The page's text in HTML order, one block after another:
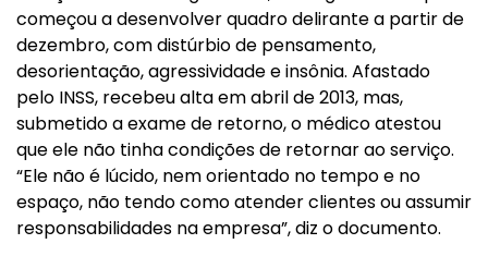
começou a desenvolver quadro delirante a partir de
dezembro, com distúrbio de pensamento,
desorientação, agressividade e insônia. Afastado
pelo INSS, recebeu alta em abril de 2013, mas,
submetido a exame de retorno, o médico atestou
que ele não tinha condições de retornar ao serviço.
“Ele não é lúcido, nem orientado no tempo e no
espaço, não tendo como atender clientes ou assumir
responsabilidades na empresa”, diz o documento.